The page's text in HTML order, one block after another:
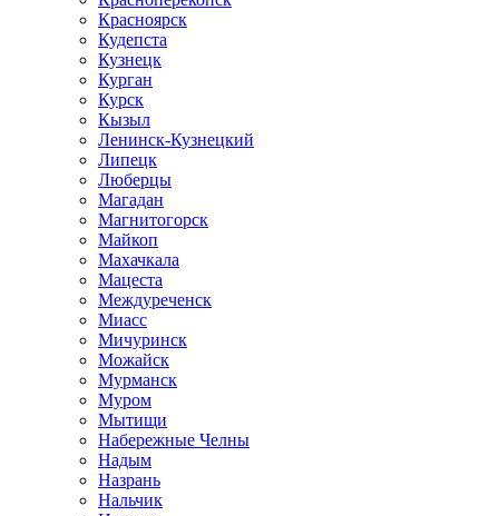
Красноярск
Кудепста
Кузнецк
Курган
Курск
Кызыл
Ленинск-Кузнецкий
Липецк
Люберцы
Магадан
Магнитогорск
Майкоп
Махачкала
Мацеста
Междуреченск
Миасс
Мичуринск
Можайск
Мурманск
Муром
Мытищи
Набережные Челны
Надым
Назрань
Нальчик